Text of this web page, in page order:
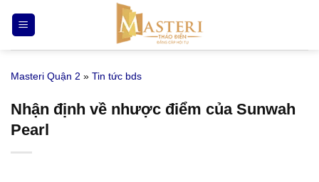
qua
nội
Masteri Quận 2 » Tin tức bds
Nhận định về nhược điểm của Sunwah
Pearl